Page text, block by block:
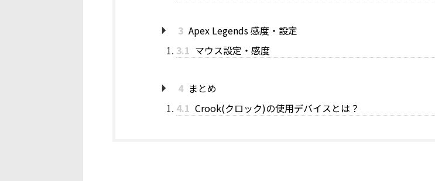
3 Apex Legends 感度・設定
3.1 マウス設定・感度
4 まとめ
4.1 Crook(クロック)の使用デバイスとは？